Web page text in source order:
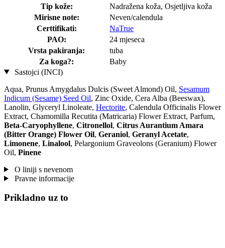
Tip kože:
Nadražena koža, Osjetljiva koža
Mirisne note:
Neven/calendula
Certtifikati:
NaTrue
PAO:
24 mjeseca
Vrsta pakiranja:
tuba
Za koga?:
Baby
Sastojci (INCI)
Aqua, Prunus Amygdalus Dulcis (Sweet Almond) Oil, Sesamum
Indicum (Sesame) Seed Oil, Zinc Oxide, Cera Alba (Beeswax),
Lanolin, Glyceryl Linoleate, Hectorite, Calendula Officinalis Flower
Extract, Chamomilla Recutita (Matricaria) Flower Extract, Parfum,
Beta-Caryophyllene, Citronellol, Citrus Aurantium Amara
(Bitter Orange) Flower Oil, Geraniol, Geranyl Acetate,
Limonene, Linalool, Pelargonium Graveolons (Geranium) Flower
Oil, Pinene
O liniji s nevenom
Pravne informacije
Prikladno uz to